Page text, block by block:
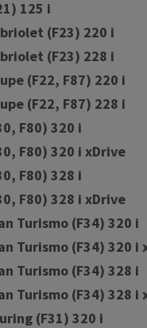
125 i
(F23) 220 i
(F23) 228 i
(F22, F87) 220 i
(F22, F87) 228 i
F80) 320 i
F80) 320 i xDrive
F80) 328 i
F80) 328 i xDrive
Turismo (F34) 320 i
Turismo (F34) 320 i
Turismo (F34) 328 i
Turismo (F34) 328 i
(F31) 320 i